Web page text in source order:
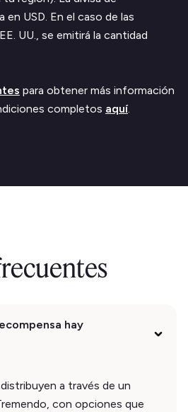
USD. En el caso de las
UU., se emitirá la cantidad
para obtener más información
completos aquí.
hay
a través de un
con opciones que